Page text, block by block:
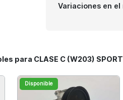
Variaciones en
para CLASE C (W203)
Disponible